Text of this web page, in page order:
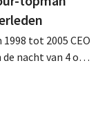
tot 2005 CEO
nacht van 4 op 5